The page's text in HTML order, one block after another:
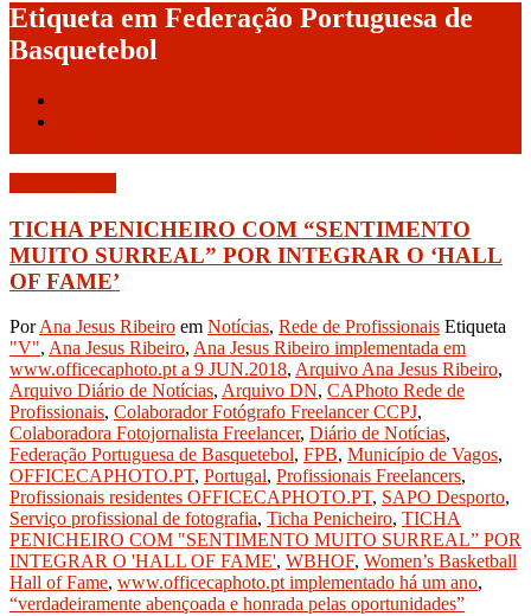
Etiqueta em Federação Portuguesa de
Basquetebol
TICHA PENICHEIRO COM “SENTIMENTO
MUITO SURREAL” POR INTEGRAR O ‘HALL
OF FAME’
PorAna Jesus Ribeiro em Notícias, Rede de Profissionais Etiqueta
"V", Ana Jesus Ribeiro, Ana Jesus Ribeiro implementada em
www.officecaphoto.pt a 9 JUN.2018, Arquivo Ana Jesus Ribeiro,
Arquivo Diário de Notícias, Arquivo DN, CAPhoto Rede de
Profissionais, Colaborador Fotógrafo Freelancer CCPJ,
Colaboradora Fotojornalista Freelancer, Diário de Notícias,
Federação Portuguesa de Basquetebol, FPB, Município de Vagos,
OFFICECAPHOTO.PT, Portugal, Profissionais Freelancers,
Profissionais residentes OFFICECAPHOTO.PT, SAPO Desporto,
Serviço profissional de fotografia, Ticha Penicheiro, TICHA
PENICHEIRO COM "SENTIMENTO MUITO SURREAL” POR
INTEGRAR O 'HALL OF FAME', WBHOF, Women’s Basketball
Hall of Fame, www.officecaphoto.pt implementado há um ano,
“verdadeiramente abençoada e honrada pelas oportunidades”